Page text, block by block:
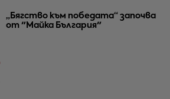
„Бягство към победата“ започва
от "Майка България"